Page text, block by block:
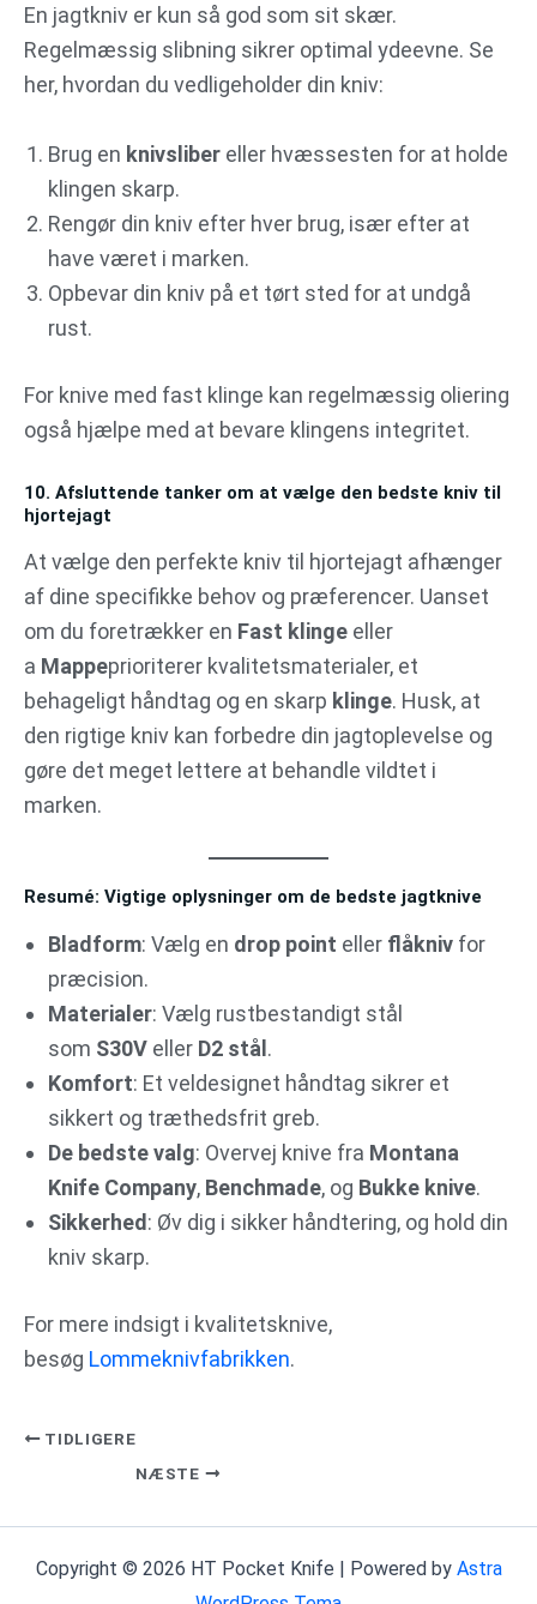
En jagtkniv er kun så god som sit skær.
Regelmæssig slibning sikrer optimal ydeevne. Se
her, hvordan du vedligeholder din kniv:
Brug en knivsliber eller hvæssesten for at holde
klingen skarp.
Rengør din kniv efter hver brug, især efter at
have været i marken.
Opbevar din kniv på et tørt sted for at undgå
rust.
For knive med fast klinge kan regelmæssig oliering
også hjælpe med at bevare klingens integritet.
10. Afsluttende tanker om at vælge den bedste kniv til
hjortejagt
At vælge den perfekte kniv til hjortejagt afhænger
af dine specifikke behov og præferencer. Uanset
om du foretrækker en Fast klinge eller
a Mappeprioriterer kvalitetsmaterialer, et
behageligt håndtag og en skarp klinge. Husk, at
den rigtige kniv kan forbedre din jagtoplevelse og
gøre det meget lettere at behandle vildtet i
marken.
Resumé: Vigtige oplysninger om de bedste jagtknive
Bladform: Vælg en drop point eller flåkniv for
præcision.
Materialer: Vælg rustbestandigt stål
som S30V eller D2 stål.
Komfort: Et veldesignet håndtag sikrer et
sikkert og træthedsfrit greb.
De bedste valg: Overvej knive fra Montana
Knife Company, Benchmade, og Bukke knive.
Sikkerhed: Øv dig i sikker håndtering, og hold din
kniv skarp.
For mere indsigt i kvalitetsknive,
besøg Lommeknivfabrikken.
TIDLIGERE
NÆSTE
Copyright © 2026 HT Pocket Knife | Powered by Astra